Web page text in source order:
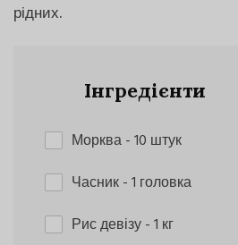
рідних.
Інгредієнти
Морква- 10 штук
Часник- 1 головка
Рис девізу- 1 кг